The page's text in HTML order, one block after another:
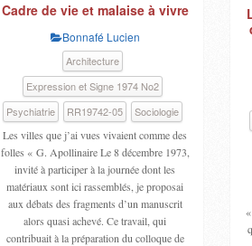
Cadre de vie et malaise à vivre
Bonnafé Lucien
Architecture
Expression et Signe 1974 No2
Psychiatrie
RR19742-05
Sociologie
Les villes que j’ai vues vivaient comme des
folles « G. Apollinaire Le 8 décembre 1973,
invité à participer à la journée dont les
matériaux sont ici rassemblés, je proposai
aux débats des fragments d’un manuscrit
alors quasi achevé. Ce travail, qui
contribuait à la préparation du colloque de